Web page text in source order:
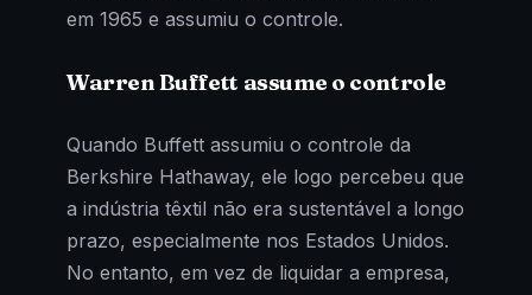
em 1965 e assumiu o controle.
Warren Buffett assume o controle
Quando Buffett assumiu o controle da
Berkshire Hathaway, ele logo percebeu que
a indústria têxtil não era sustentável a longo
prazo, especialmente nos Estados Unidos.
No entanto, em vez de liquidar a empresa,